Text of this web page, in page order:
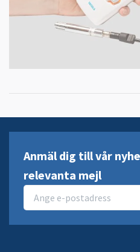
Anmäl dig till vår
relevanta mejl